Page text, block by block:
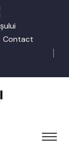
Contact